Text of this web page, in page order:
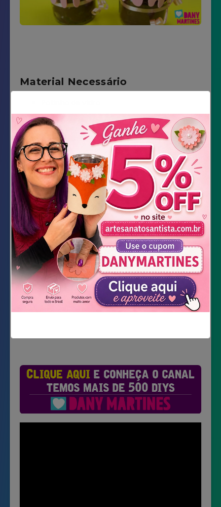
Material Necessário
Meia bola de isopor
Cola quente
E.V.A. colorido
Marcador Permanente
Colher
Fitilho
brigadeiro de panela